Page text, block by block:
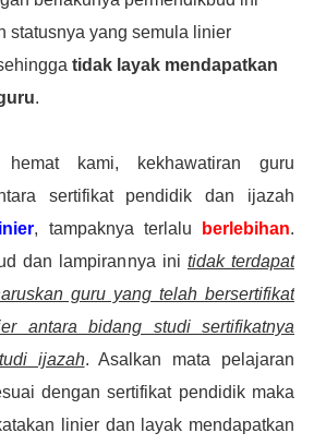
statusnya yang semula linier
tidak layak mendapatkan
.
hemat kami, kekhawatiran guru
sertifikat pendidik dan ijazah
, tampaknya terlalu berlebihan.
dan lampirannya ini tidak terdapat
guru yang telah bersertifikat
antara bidang studi sertifikatnya
ijazah. Asalkan mata pelajaran
dengan sertifikat pendidik maka
linier dan layak mendapatkan